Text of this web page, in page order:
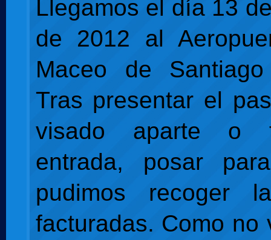
Llegamos el día 13
de 2012 al
Maceo de
Tras presentar el
visado aparte o
entrada, posar
pudimos recoger
facturadas. Como no